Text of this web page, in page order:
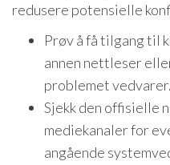
redusere potensielle
Prøv å få tilgang til
annen nettleser
problemet vedvarer.
Sjekk den offisielle
mediekanaler for
angående